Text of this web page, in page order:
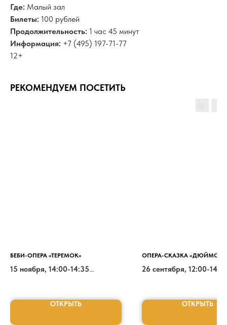
Где: Малый зал
Билеты: 100 рублей
Продолжительность: 1 час 45 минут
Информация: +7 (495) 197-71-77
12+
РЕКОМЕНДУЕМ ПОСЕТИТЬ
БЕБИ-ОПЕРА «ТЕРЕМОК»
15 ноября, 14:00-14:35
ОТКРЫТЬ
ОПЕРА-СКАЗКА
26 сентября, 12:00-
ОТКРЫТЬ